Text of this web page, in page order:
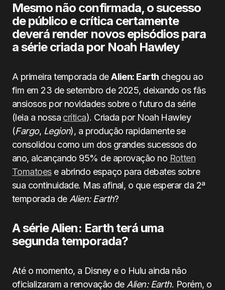
Mesmo não confirmada, o sucesso
de público e crítica certamente
deverá render novos episódios para
a série criada por Noah Hawley
A primeira temporada deAlien: Earth chegou ao
fim em 23 de setembro de 2025, deixando os fãs
ansiosos por novidades sobre o futuro da série
(leia a nossa crítica). Criada por Noah Hawley
(Fargo, Legion), a produção rapidamente se
consolidou como um dos grandes sucessos do
ano, alcançando 95% de aprovação no Rotten
Tomatoese abrindo espaço para debates sobre
sua continuidade. Mas afinal, o que esperar da 2ª
temporada de Alien: Earth?
A série Alien: Earth terá uma
segunda temporada?
Até o momento, a Disney e o Hulu ainda não
oficializaram a renovação de Alien: Earth. Porém, o